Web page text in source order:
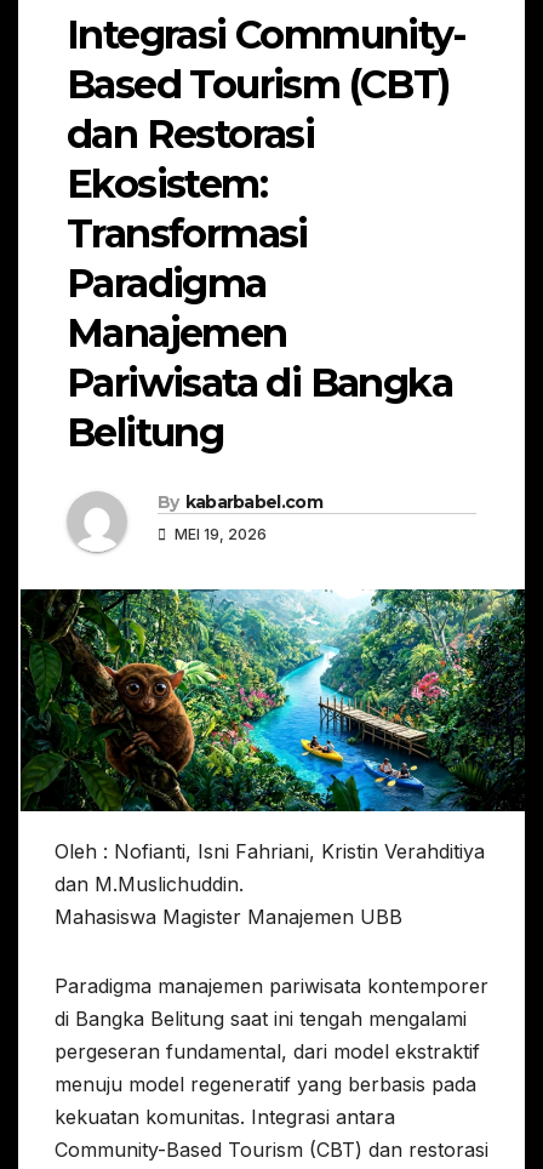
Integrasi Community-
Based Tourism (CBT)
dan Restorasi
Ekosistem:
Transformasi
Paradigma
Manajemen
Pariwisata di Bangka
Belitung
By kabarbabel.com
MEI 19, 2026
Oleh : Nofianti, Isni Fahriani, Kristin Verahditiya
dan M.Muslichuddin.
Mahasiswa Magister Manajemen UBB
Paradigma manajemen pariwisata kontemporer
di Bangka Belitung saat ini tengah mengalami
pergeseran fundamental, dari model ekstraktif
menuju model regeneratif yang berbasis pada
kekuatan komunitas. Integrasi antara
Community-Based Tourism (CBT) dan restorasi